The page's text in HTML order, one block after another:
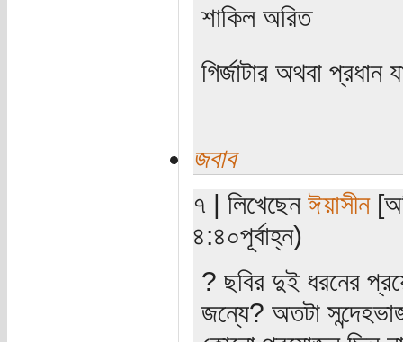
শাকিল অরিত
গির্জাটার অথবা
জবাব
৭ | লিখেছেন ঈয়াসীন
৪:৪০পূর্বাহ্ন)
? ছবির দুই ধরনের
জন্যে? অতটা